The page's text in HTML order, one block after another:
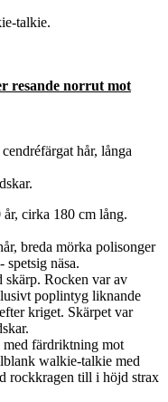
talkie.
resande norrut mot
hår, långa
cirka 180 cm lång.
breda mörka polisonger
näsa.
skärp. Rocken var av
poplintyg liknande
kriget. Skärpet var
med färdriktning mot
walkie-talkie med
rockkragen till i höjd strax